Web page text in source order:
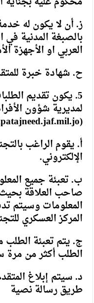
ز. أن لا يكون له
بالصبغة المدنية
العربي او الأجهزة
ح. شهادة خبرة
5. يكون تقديم
لمديرية شؤون
(
أ. يقوم الراغب
الإلكتروني.
ب. تعبئة جميع
صاحب العلاقة
المعلومات وسيتم
المركز العسكري
ج. يتم تعبئة
الطلب أكثر من مرة
د. سيتم إبلاغ
طريق رسالة نصية